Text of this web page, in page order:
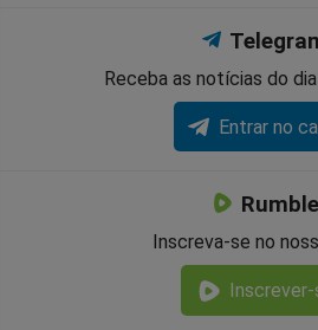
Receba as notícias do
Entrar no
Rumble
Inscreva-se no